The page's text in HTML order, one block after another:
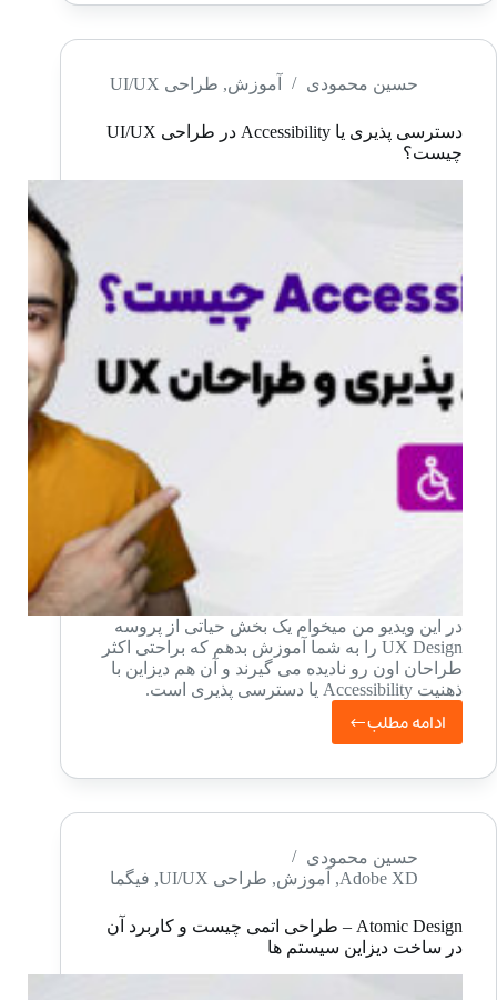
پلاگین
العاده
کاربردی
قسمت
سوم
حسین محمودی آموزش, طراحی UI/UX
دسترسی پذیری یا Accessibility در طراحی UI/UX
چیست؟
در این ویدیو من میخوام یک بخش حیاتی از پروسه
UX Design را به شما آموزش بدهم که براحتی اکثر
طراحان اون رو نادیده می گیرند و آن هم دیزاین با
ذهنیت Accessibility یا دسترسی پذیری است.
ادامه مطلب
دسترسی
در
طراحی
UI/UX
چیست؟
حسین محمودی
Adobe XD
, آموزش, طراحی UI/UX , فیگما
Atomic Design – طراحی اتمی چیست و کاربرد آن
در ساخت دیزاین سیستم ها